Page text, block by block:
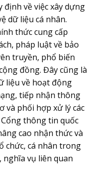
định về việc xây dựng
dữ liệu cá nhân.
thức cung cấp
pháp luật về bảo
truyền, phổ biến
đồng. Đây cũng là
liệu về hoạt động
tiếp nhận thông
và phối hợp xử lý các
thông tin quốc
cao nhận thức và
chức, cá nhân trong
nghĩa vụ liên quan